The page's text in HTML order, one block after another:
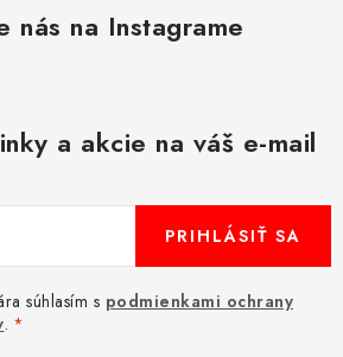
nás na Instagrame
a akcie na váš e-mail
súhlasím s podmienkami ochrany
.
PRIHLÁSIŤ SA